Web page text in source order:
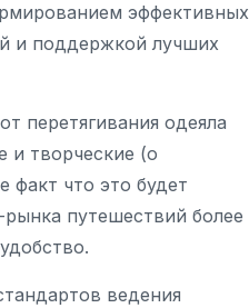
эффективных
и поддержкой лучших
перетягивания одеяла
и творческие (о
факт что это будет
путешествий более
ведения